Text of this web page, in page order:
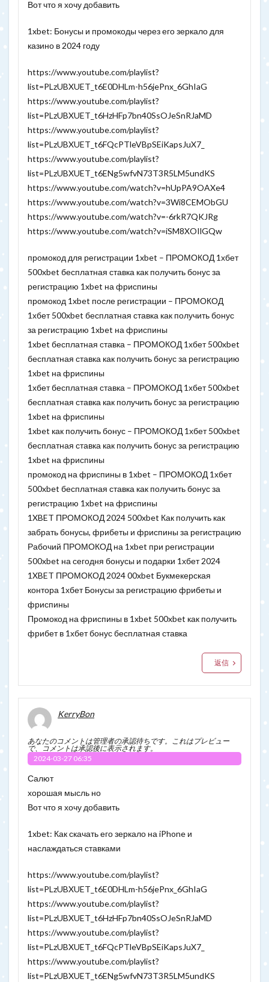
Вот что я хочу добавить
1xbet: Бонусы и промокоды через его зеркало для
казино в 2024 году
https://www.youtube.com/playlist?
list=PLzUBXUET_t6E0DHLm-h56jePnx_6GhIaG
https://www.youtube.com/playlist?
list=PLzUBXUET_t6HzHFp7bn40SsOJeSnRJaMD
https://www.youtube.com/playlist?
list=PLzUBXUET_t6FQcPTleVBpSEiKapsJuX7_
https://www.youtube.com/playlist?
list=PLzUBXUET_t6ENg5wfvN73T3R5LM5undKS
https://www.youtube.com/watch?v=hUpPA9OAXe4
https://www.youtube.com/watch?v=3Wi8CEMObGU
https://www.youtube.com/watch?v=-6rkR7QKJRg
https://www.youtube.com/watch?v=iSM8XOIlGQw
промокод для регистрации 1xbet – ПРОМОКОД 1хбет
500xbet бесплатная ставка как получить бонус за
регистрацию 1xbet на фриспины
промокод 1xbet после регистрации – ПРОМОКОД
1хбет 500xbet бесплатная ставка как получить бонус
за регистрацию 1xbet на фриспины
1xbet бесплатная ставка – ПРОМОКОД 1хбет 500xbet
бесплатная ставка как получить бонус за регистрацию
1xbet на фриспины
1хбет бесплатная ставка – ПРОМОКОД 1хбет 500xbet
бесплатная ставка как получить бонус за регистрацию
1xbet на фриспины
1xbet как получить бонус – ПРОМОКОД 1хбет 500xbet
бесплатная ставка как получить бонус за регистрацию
1xbet на фриспины
промокод на фриспины в 1xbet – ПРОМОКОД 1хбет
500xbet бесплатная ставка как получить бонус за
регистрацию 1xbet на фриспины
1XBET ПРОМОКОД 2024 500xbet Как получить как
забрать бонусы, фрибеты и фриспины за регистрацию
Рабочий ПРОМОКОД на 1xbet при регистрации
500xbet на сегодня бонусы и подарки 1хбет 2024
1XBET ПРОМОКОД 2024 00xbet Букмекерская
контора 1хбет Бонусы за регистрацию фрибеты и
фриспины
Промокод на фриспины в 1xbet 500xbet как получить
фрибет в 1хбет бонус бесплатная ставка
返信
KerryBon
あなたのコメントは管理者の承認待ちです。これはプレビュー
で、コメントは承認後に表示されます。
2024-03-27 06:35
Салют
хорошая мысль но
Вот что я хочу добавить
1xbet: Как скачать его зеркало на iPhone и
наслаждаться ставками
https://www.youtube.com/playlist?
list=PLzUBXUET_t6E0DHLm-h56jePnx_6GhIaG
https://www.youtube.com/playlist?
list=PLzUBXUET_t6HzHFp7bn40SsOJeSnRJaMD
https://www.youtube.com/playlist?
list=PLzUBXUET_t6FQcPTleVBpSEiKapsJuX7_
https://www.youtube.com/playlist?
list=PLzUBXUET_t6ENg5wfvN73T3R5LM5undKS